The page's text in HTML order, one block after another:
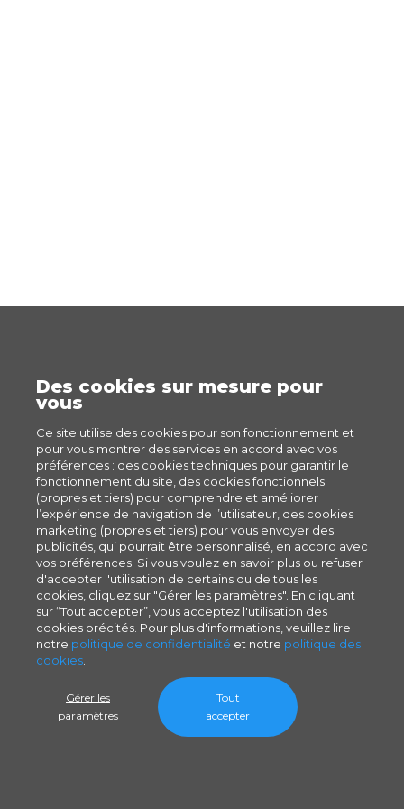
Des cookies sur mesure pour
vous
Ce site utilise des cookies pour son fonctionnement et
pour vous montrer des services en accord avec vos
préférences : des cookies techniques pour garantir le
fonctionnement du site, des cookies fonctionnels
(propres et tiers) pour comprendre et améliorer
l’expérience de navigation de l’utilisateur, des cookies
marketing (propres et tiers) pour vous envoyer des
publicités, qui pourrait être personnalisé, en accord avec
vos préférences. Si vous voulez en savoir plus ou refuser
d'accepter l'utilisation de certains ou de tous les
cookies, cliquez sur "Gérer les paramètres". En cliquant
sur “Tout accepter”, vous acceptez l'utilisation des
cookies précités. Pour plus d'informations, veuillez lire
notre politique de confidentialité et notre politique des
cookies
Gérer les
paramètres
Tout
accepter